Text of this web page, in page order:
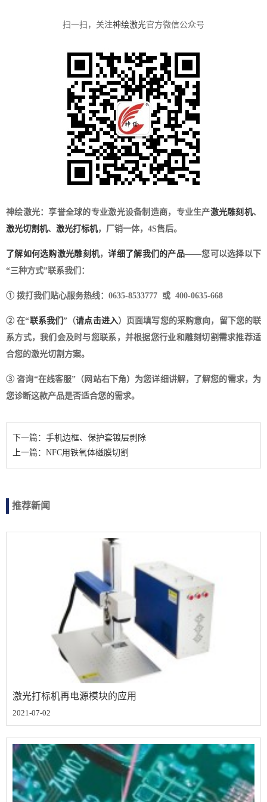
扫一扫，关注神绘激光官方微信公众号
神绘激光：享誉全球的专业激光设备制造商，专业生产激光雕刻机、
激光切割机、 激光打标机，厂销一体，4S售后。
了解如何选购激光雕刻机，详细了解我们的产品——您可以选择以下
“三种方式”联系我们：
① 拨打我们贴心服务热线：0635-8533777 或 400-0635-668
② 在“联系我们”（请点击进入）页面填写您的采购意向，留下您的联
系方式，我们会及时与您联系，并根据您行业和雕刻切割需求推荐适
合您的激光切割方案。
③ 咨询“在线客服”（网站右下角）为您详细讲解，了解您的需求，为
您诊断这款产品是否适合您的需求。
下一篇：手机边框、保护套镀层剥除
上一篇：NFC用铁氧体磁膜切割
推荐新闻
激光打标机再电源模块的应用
2021-07-02